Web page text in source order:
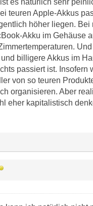
teuren Apple-Akkus
höher liegen. Bei
Akku im Gehäuse
billigere Akkus im
passiert ist. Insofern
von so teuren
organisieren. Aber
eher kapitalistisch